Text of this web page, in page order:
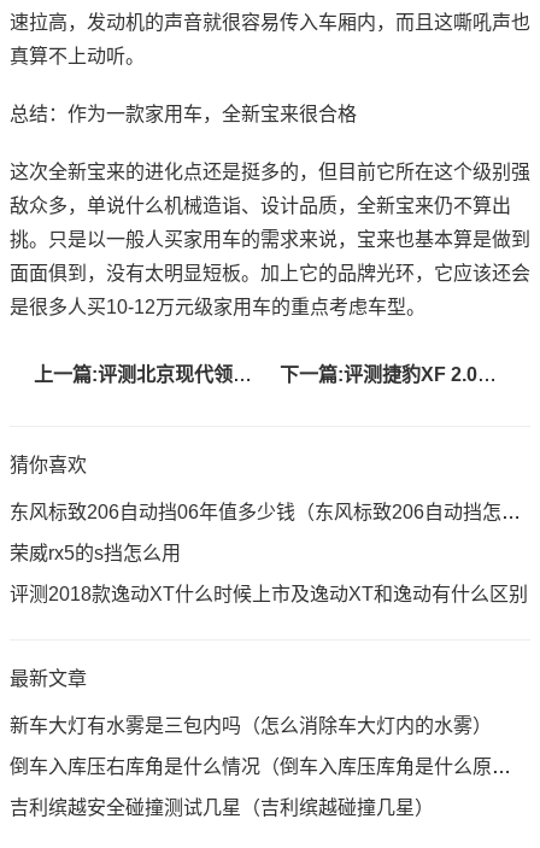
速拉高，发动机的声音就很容易传入车厢内，而且这嘶吼声也
真算不上动听。
总结：作为一款家用车，全新宝来很合格
这次全新宝来的进化点还是挺多的，但目前它所在这个级别强
敌众多，单说什么机械造诣、设计品质，全新宝来仍不算出
挑。只是以一般人买家用车的需求来说，宝来也基本算是做到
面面俱到，没有太明显短板。加上它的品牌光环，它应该还会
是很多人买10-12万元级家用车的重点考虑车型。
上一篇:评测北京现代领动及东风悦达起亚KX5怎么样 下一篇:评测捷豹XF 2.0T及雷克萨斯RC 200t怎么样
猜你喜欢
东风标致206自动挡06年值多少钱（东风标致206自动挡怎么样）
荣威rx5的s挡怎么用
评测2018款逸动XT什么时候上市及逸动XT和逸动有什么区别
最新文章
新车大灯有水雾是三包内吗（怎么消除车大灯内的水雾）
倒车入库压右库角是什么情况（倒车入库压库角是什么原因）
吉利缤越安全碰撞测试几星（吉利缤越碰撞几星）